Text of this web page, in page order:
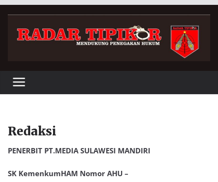
content
Redaksi
PENERBIT PT.MEDIA SULAWESI MANDIRI
SK KemenkumHAM Nomor AHU –